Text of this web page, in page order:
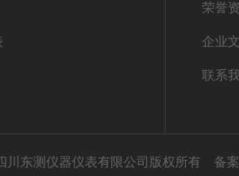
荣誉
企业
联系
川东测仪器仪表有限公司版权所有 备